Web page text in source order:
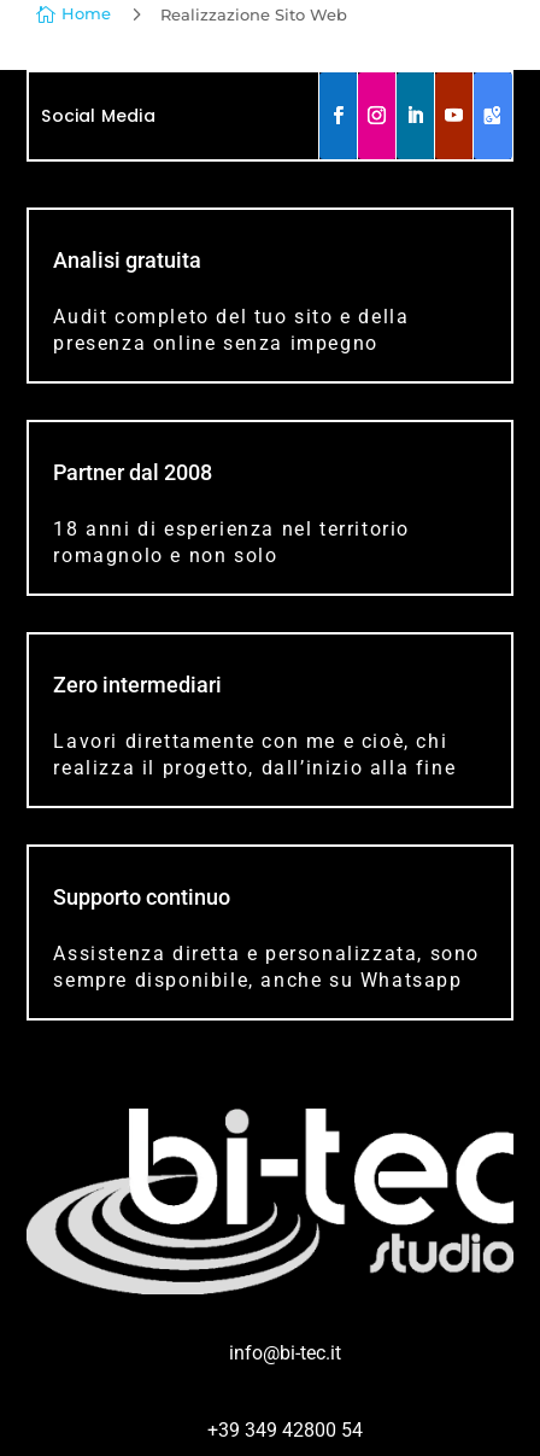
 Home 5 Realizzazione Sito Web
Social Media
Analisi gratuita
Audit completo del tuo sito e della
presenza online senza impegno
Partner dal 2008
18 anni di esperienza nel territorio
romagnolo e non solo
Zero intermediari
Lavori direttamente con me e cioè, chi
realizza il progetto, dall’inizio alla fine
Supporto continuo
Assistenza diretta e personalizzata, sono
sempre disponibile, anche su Whatsapp
info@bi-tec.it
+39 349 42800 54